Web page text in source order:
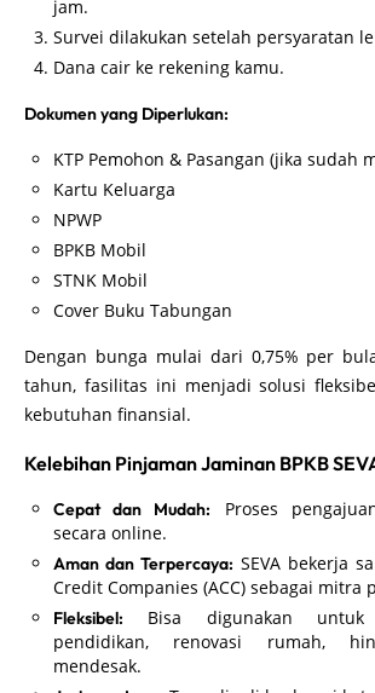
jam.
Survei dilakukan setelah persyaratan
Dana cair ke rekening kamu.
Dokumen yang Diperlukan:
KTP Pemohon & Pasangan (jika sudah
Kartu Keluarga
NPWP
BPKB Mobil
STNK Mobil
Cover Buku Tabungan
Dengan bunga mulai dari 0,75% per
tahun, fasilitas ini menjadi solusi
kebutuhan finansial.
Kelebihan Pinjaman Jaminan BPKB
Cepat dan Mudah:
Proses
secara online.
Aman dan Terpercaya: SEVA bekerja
Credit Companies (ACC) sebagai mitra
Fleksibel: Bisa digunakan untuk
pendidikan, renovasi rumah,
mendesak.